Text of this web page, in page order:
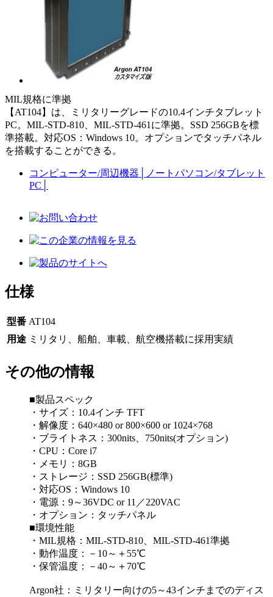
MIL規格に準拠
【AT104】は、ミリタリーグレードの10.4インチタブレット
PC。MIL-STD-810、MIL-STD-461に準拠。SSD 256GBを標
準搭載。対応OS：Windows 10。オプションでタッチパネル
を搭載することができる。
コンピューター/周辺機器
ノートパソコン/タブレット
PC
仕様
型番 AT104
用途 ミリタリ、船舶、車載、航空機搭載に採用実績
その他の情報
■製品スペック
・サイズ：10.4インチ TFT
・解像度：640×480 or 800×600 or 1024×768
・ブライトネス：300nits、750nits(オプション)
・CPU：Core i7
・メモリ：8GB
・ストレージ：SSD 256GB(標準)
・対応OS：Windows 10
・電源：9～36VDC or 11／220VAC
・オプション：タッチパネル
■環境性能
・MIL規格：MIL-STD-810、MIL-STD-461準拠
・動作温度：－10～＋55℃
・保管温度：－40～＋70℃
Argon社：ミリタリー向けの5～43インチまでのディス